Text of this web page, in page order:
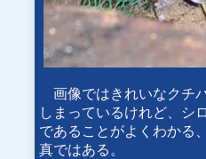
画像ではきれいなクチ
しまっているけれど、シ
であることがよくわかる
真ではある。